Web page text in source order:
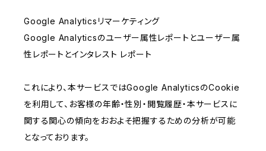
Google Analyticsリマーケティング
Google Analyticsのユーザー属性レポートとユーザー属
性レポートとインタレスト レポート
これにより、本サービスではGoogle AnalyticsのCookie
を利用して、お客様の年齢・性別・閲覧履歴・本サービスに
関する関心の傾向をおおよそ把握するための分析が可能
となっております。